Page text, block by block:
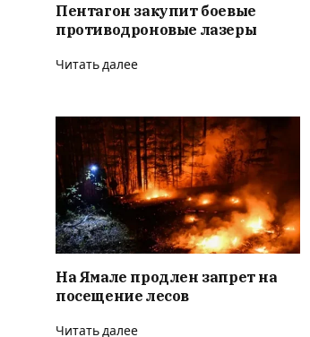
Пентагон закупит боевые
противодроновые лазеры
Читать далее
На Ямале продлен запрет на
посещение лесов
Читать далее